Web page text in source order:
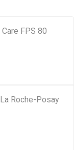
FPS 80
Roche-Posay